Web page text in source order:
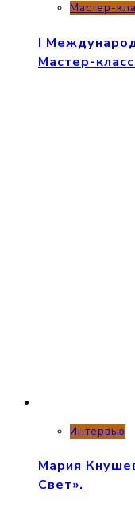
Мастер-
I
Мастер-
Интервью
Мария
Свет».